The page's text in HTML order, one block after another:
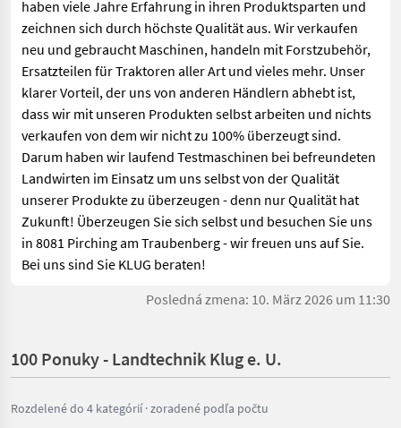
haben viele Jahre Erfahrung in ihren Produktsparten und
zeichnen sich durch höchste Qualität aus. Wir verkaufen
neu und gebraucht Maschinen, handeln mit Forstzubehör,
Ersatzteilen für Traktoren aller Art und vieles mehr. Unser
klarer Vorteil, der uns von anderen Händlern abhebt ist,
dass wir mit unseren Produkten selbst arbeiten und nichts
verkaufen von dem wir nicht zu 100% überzeugt sind.
Darum haben wir laufend Testmaschinen bei befreundeten
Landwirten im Einsatz um uns selbst von der Qualität
unserer Produkte zu überzeugen - denn nur Qualität hat
Zukunft! Überzeugen Sie sich selbst und besuchen Sie uns
in 8081 Pirching am Traubenberg - wir freuen uns auf Sie.
Bei uns sind Sie KLUG beraten!
Posledná zmena: 10. März 2026 um 11:30
100 Ponuky - Landtechnik Klug e. U.
Rozdelené do 4 kategórií · zoradené podľa počtu